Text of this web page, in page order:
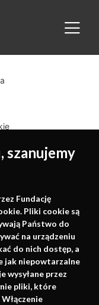
szanujemy
Fundację
Pliki cookie są
Państwo do
na urządzeniu
do nich dostęp, a
jak niepowtarzalne
przez
pliki, które
na
wydawnictwo